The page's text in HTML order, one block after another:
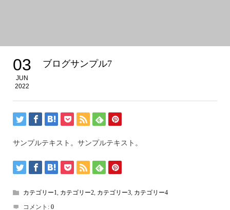
03
JUN
2022
ブログサンプル7
サンプルテキスト。サンプルテキスト。
カテゴリー1 カテゴリー2, カテゴリー3, カテゴリー4
コメント: 0